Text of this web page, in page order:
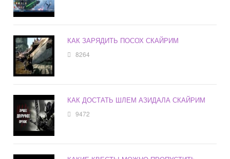
КАК ЗАРЯДИТЬ ПОСОХ СКАЙРИМ
8264
КАК ДОСТАТЬ ШЛЕМ АЗИДАЛА СКАЙРИМ
9472